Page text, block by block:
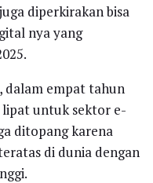
diperkirakan bisa
nya yang
dalam empat tahun
untuk sektor e-
ditopang karena
di dunia dengan